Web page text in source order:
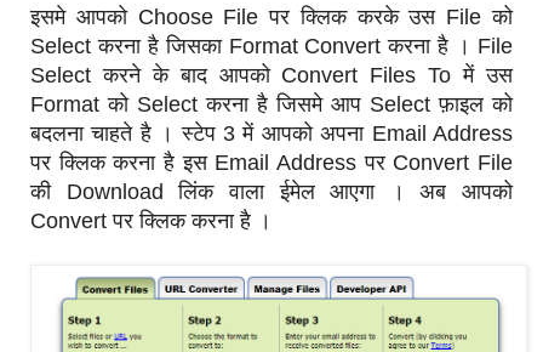
इसमे आपको Choose File पर क्लिक करके उस File को
Select करना है जिसका Format Convert करना है । File
Select करने के बाद आपको Convert Files To में उस
Format को Select करना है जिसमे आप Select फ़ाइल को
बदलना चाहते है । स्टेप 3 में आपको अपना Email Address
पर क्लिक करना है इस Email Address पर Convert File
की Download लिंक वाला ईमेल आएगा । अब आपको
Convert पर क्लिक करना है ।